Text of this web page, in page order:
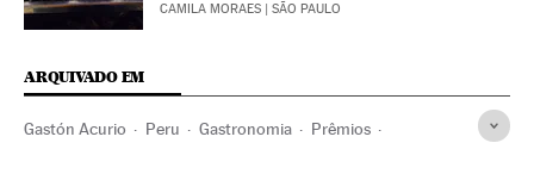
CAMILA MORAES | SÃO PAULO
ARQUIVADO EM
Gastón Acurio Peru Gastronomia Prêmios